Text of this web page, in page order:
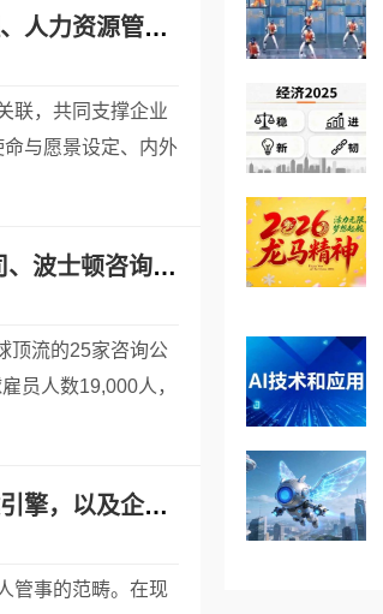
企业管理的核心知识框架：战略管理、组织管理、人力资源管理、财务管理、市场营销管理、运营管理、风险管理、信息化管理
联，共同支撑企业
与愿景设定、内外
2025年全球顶级咨询公司排名TOP25：贝恩公司、波士顿咨询、麦肯锡公司等
顶流的25家咨询公
员人数19,000人，
现代企业管理的核心框架，企业数字化转型关键引擎，以及企业可持续发展保障机制
管事的范畴。在现